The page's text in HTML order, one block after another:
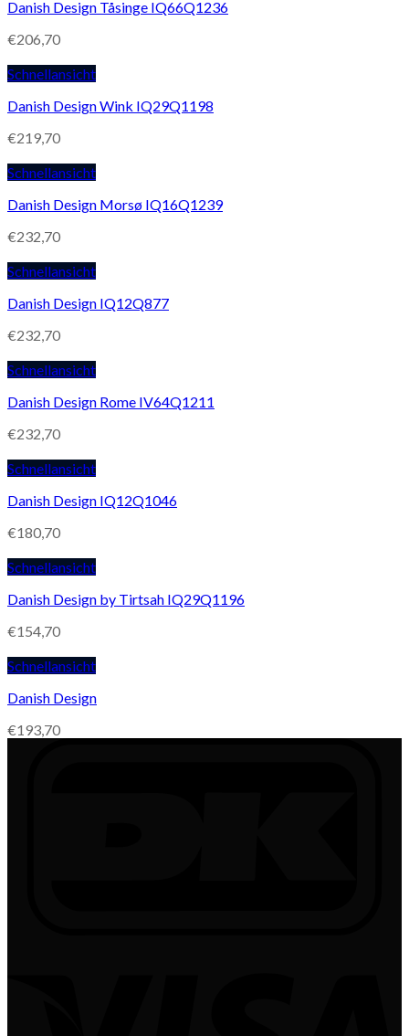
Danish Design Tåsinge IQ66Q1236
€206,70
Schnellansicht
Danish Design Wink IQ29Q1198
€219,70
Schnellansicht
Danish Design Morsø IQ16Q1239
€232,70
Schnellansicht
Danish Design IQ12Q877
€232,70
Schnellansicht
Danish Design Rome IV64Q1211
€232,70
Schnellansicht
Danish Design IQ12Q1046
€180,70
Schnellansicht
Danish Design by Tirtsah IQ29Q1196
€154,70
Schnellansicht
Danish Design
€193,70